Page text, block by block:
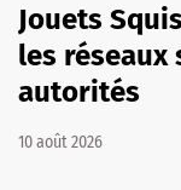
Jouets
les réseaux
autorités
10 août 2026